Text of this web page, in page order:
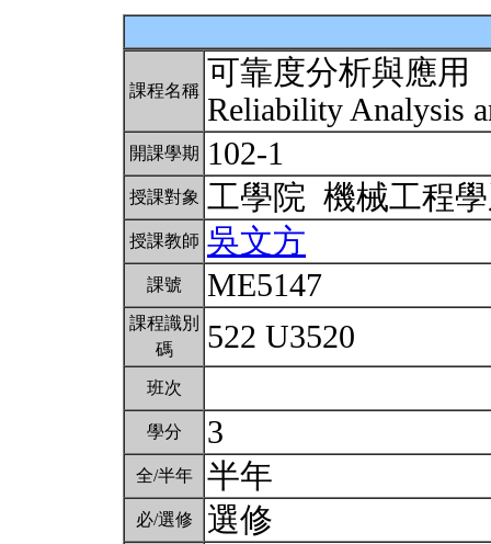
課程名稱 可靠度分析與應用
Reliability Analysis
開課學期 102-1
授課對象 工學院 機械工程
授課教師 吳文方
課號 ME5147
課程識別
碼
522 U3520
班次
學分 3
全/半年 半年
必/選修 選修